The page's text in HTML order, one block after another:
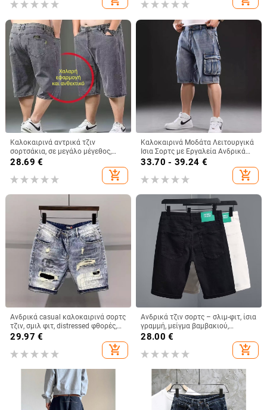
ελαστικό ύφασμα
Καλοκαιρινά αντρικά τζιν
σορτσάκια, σε μεγάλο μέγεθος,
άνετη εφαρμογή, ανοιχτό γαλάζιο,
28.69 €
add_shopping_cart
Καλοκαιρινά Μοδάτα Λειτουργικά
Ίσια Σορτς με Εργαλεία Ανδρικά
Design Sense Μοντέρνα Μάρκα
Υπαίθρια Αθλητικά Τζιν Πέντε
Σημείων Ανδρικά Ρούχα
33.70 - 39.24 €
add_shopping_cart
Ανδρικά casual καλοκαιρινά σορτς
τζιν, σμιλ φιτ, distressed φθορές,
μήκος καπρί, 65% βαμβάκι,
29.97 €
add_shopping_cart
Ανδρικά τζιν σορτς – σλιμ-φιτ, ίσια
γραμμή, μείγμα βαμβακιού,
καλοκαίρι
28.00 €
add_shopping_cart